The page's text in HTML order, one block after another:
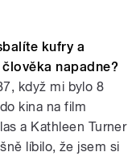
kufry a
napadne?
když mi bylo 8
kina na film
a Kathleen Turner
líbilo, že jsem si